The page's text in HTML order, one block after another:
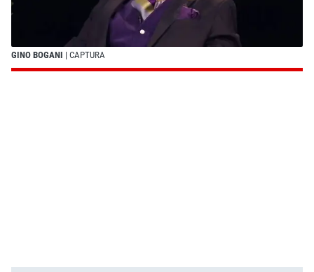
GINO BOGANI | CAPTURA